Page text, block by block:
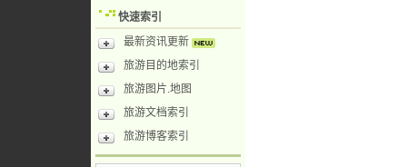
快速索引
最新资讯更新
旅游目的地索引
旅游图片.地图
旅游文档索引
旅游博客索引